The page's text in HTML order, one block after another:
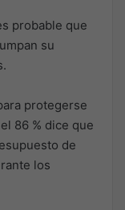
probable que
su
protegerse
86 % dice que
de
los